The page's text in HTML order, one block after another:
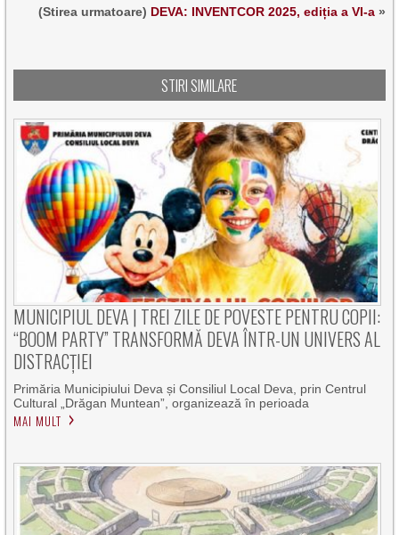
(Stirea urmatoare) DEVA: INVENTCOR 2025, ediția a VI-a»
STIRI SIMILARE
MUNICIPIUL DEVA | TREI ZILE DE POVESTE PENTRU COPII:
“BOOM PARTY” TRANSFORMĂ DEVA ÎNTR-UN UNIVERS AL
DISTRACȚIEI
Primăria Municipiului Deva și Consiliul Local Deva, prin Centrul
Cultural „Drăgan Muntean”, organizează în perioada
MAI MULT